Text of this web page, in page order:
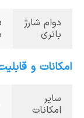
دوام شارژ
باتری
امکانات و
سایر
امکانات